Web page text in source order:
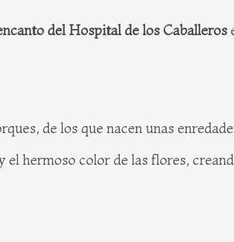
del Hospital de los Caballeros
de los que nacen unas
hermoso color de las flores,